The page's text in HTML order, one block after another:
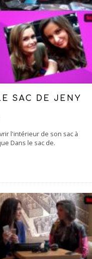
SAC DE JENY
l'intérieur de son sac à
Dans le sac de.